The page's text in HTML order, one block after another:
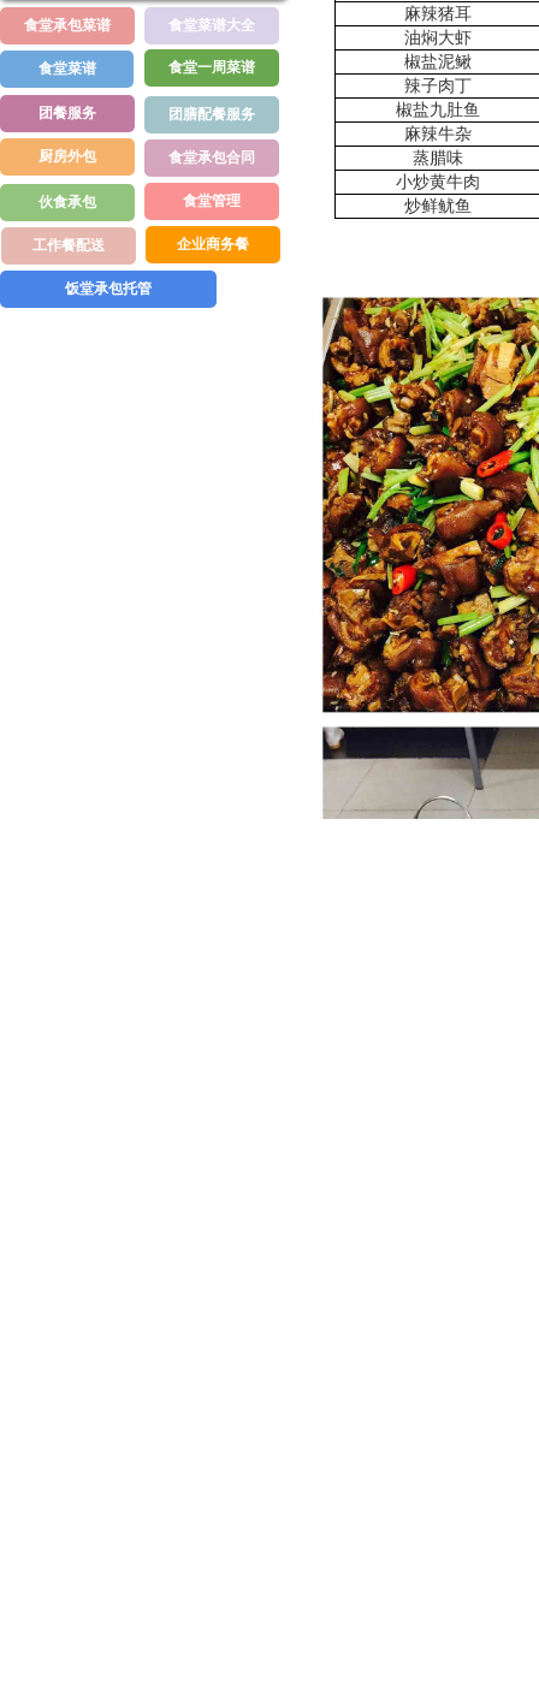
麻辣猪耳
油焖大虾
椒盐泥鳅
辣子肉丁
椒盐九肚鱼
麻辣牛杂
蒸腊味
小炒黄牛肉
炒鲜鱿鱼
食堂菜谱大全
食堂承包菜谱
食堂一周菜谱
食堂菜谱
团餐服务 团膳配餐服务
厨房外包 食堂承包合同
食堂管理
伙食承包
企业商务餐
工作餐配送
饭堂承包托管